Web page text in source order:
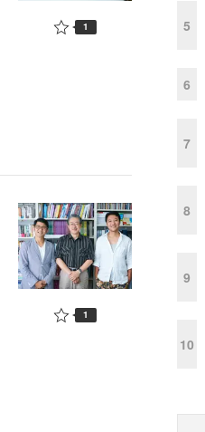
1
1
5
6
7
8
9
10